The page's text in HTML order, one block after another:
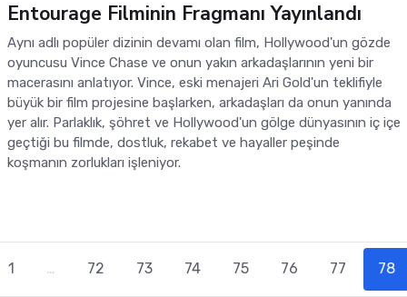
Entourage Filminin Fragmanı Yayınlandı
Aynı adlı popüler dizinin devamı olan film, Hollywood'un gözde
oyuncusu Vince Chase ve onun yakın arkadaşlarının yeni bir
macerasını anlatıyor. Vince, eski menajeri Ari Gold'un teklifiyle
büyük bir film projesine başlarken, arkadaşları da onun yanında
yer alır. Parlaklık, şöhret ve Hollywood'un gölge dünyasının iç içe
geçtiği bu filmde, dostluk, rekabet ve hayaller peşinde
koşmanın zorlukları işleniyor.
1 … 72 73 74 75 76 77 78